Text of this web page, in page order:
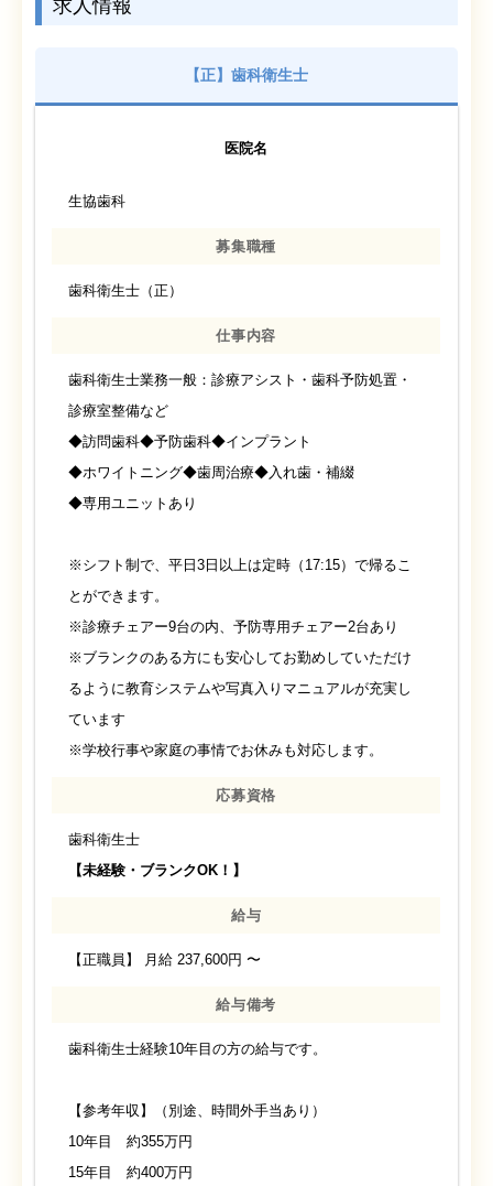
求人情報
【正】歯科衛生士
医院名
生協歯科
募集職種
歯科衛生士（正）
仕事内容
歯科衛生士業務一般：診療アシスト・歯科予防処置・
診療室整備など
◆訪問歯科◆予防歯科◆インプラント
◆ホワイトニング◆歯周治療◆入れ歯・補綴
◆専用ユニットあり
※シフト制で、平日3日以上は定時（17:15）で帰るこ
とができます。
※診療チェアー9台の内、予防専用チェアー2台あり
※ブランクのある方にも安心してお勤めしていただけ
るように教育システムや写真入りマニュアルが充実し
ています
※学校行事や家庭の事情でお休みも対応します。
応募資格
歯科衛生士
【未経験・ブランクOK！】
給与
【正職員】 月給 237,600円 〜
給与備考
歯科衛生士経験10年目の方の給与です。
【参考年収】（別途、時間外手当あり）
10年目 約355万円
15年目 約400万円